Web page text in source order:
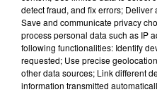
PANIC! AT THE DISCO
High Hopes
23h43
23h43
detect fraud, and fix errors;
Save and communicate privacy
process personal data such as IP
following functionalities: Identify
requested; Use precise
other data sources; Link different
information transmitted